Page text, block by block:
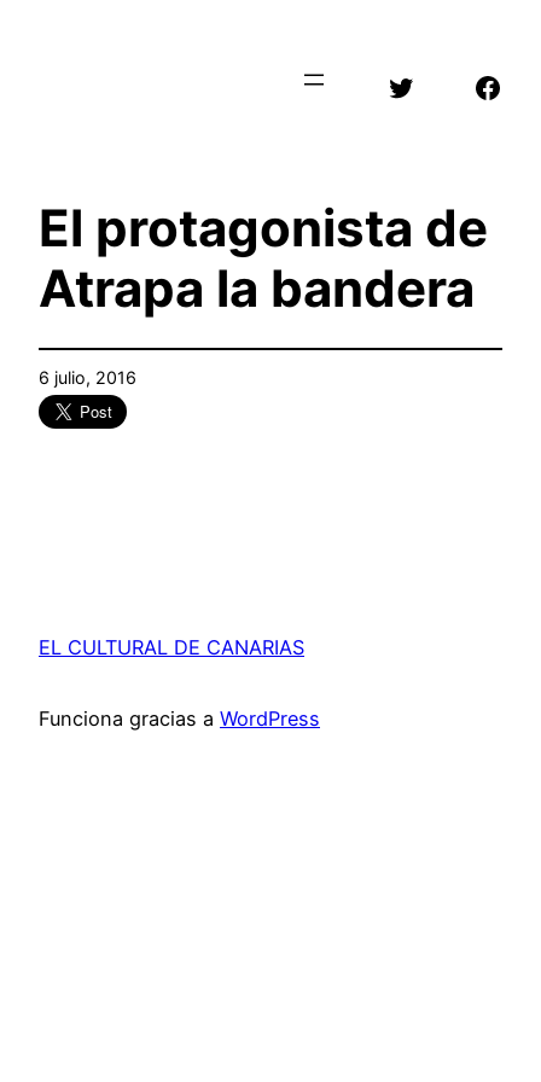
Twitter
El protagonista de
Atrapa la bandera
6 julio, 2016
EL CULTURAL DE CANARIAS
Funciona gracias a WordPress